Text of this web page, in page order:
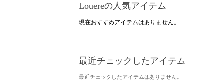
Louereの人気アイテム
現在おすすめアイテムはありません。
最近チェックしたアイテム
最近チェックしたアイテムはありません。